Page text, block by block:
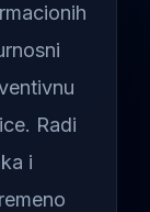
Radi
i